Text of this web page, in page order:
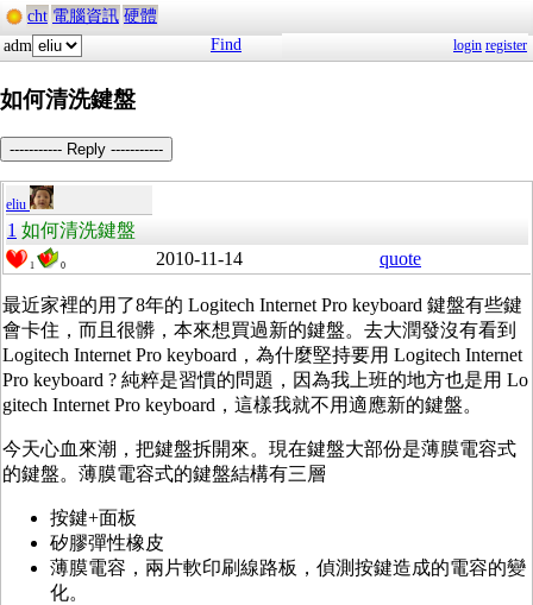
cht 電腦資訊 硬體
adm
Find login register
如何清洗鍵盤
----------- Reply -----------
eliu
1 如何清洗鍵盤
1 0 2010-11-14 quote
最近家裡的用了8年的 Logitech Internet Pro keyboard 鍵盤有些鍵
會卡住，而且很髒，本來想買過新的鍵盤。去大潤發沒有看到
Logitech Internet Pro keyboard，為什麼堅持要用 Logitech Internet
Pro keyboard ? 純粹是習慣的問題，因為我上班的地方也是用 Lo
gitech Internet Pro keyboard，這樣我就不用適應新的鍵盤。
今天心血來潮，把鍵盤拆開來。現在鍵盤大部份是薄膜電容式
的鍵盤。薄膜電容式的鍵盤結構有三層
按鍵+面板
矽膠彈性橡皮
薄膜電容，兩片軟印刷線路板，偵測按鍵造成的電容的變
化。